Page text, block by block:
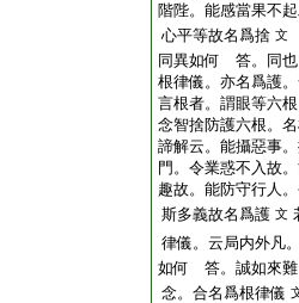
階陛。能感當果不
心平等故名爲捨 文
同異如何 答。同
根律儀。亦名爲護
言根者。謂眼等六
念智捨防護六根。
諦解云。能攝惡事
門。令業惑不入故
趣故。能防守行人
斯多義故名爲護 文
律儀。云局内外凡
如何 答。誠如來難
念。合名爲根律儀